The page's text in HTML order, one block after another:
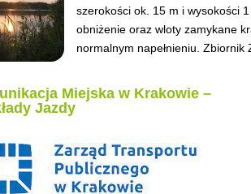
szerokości ok. 15 m i wysokości
obniżenie oraz wloty zamykane
normalnym napełnieniu. Zbiornik
Miejska w Krakowie –
Jazdy